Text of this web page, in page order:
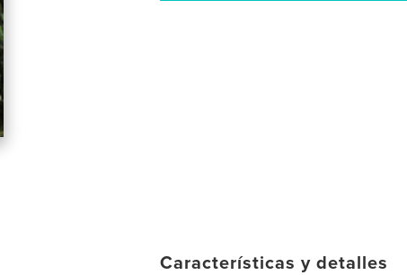
Características y detalles